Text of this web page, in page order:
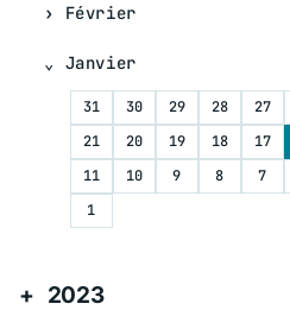
Février
Janvier
31 30 29 28 27
21
20 19 18 17
11
10 9 8 7
1
2023